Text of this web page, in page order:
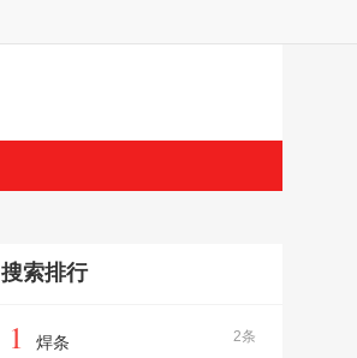
搜索排行
2条
1 焊条